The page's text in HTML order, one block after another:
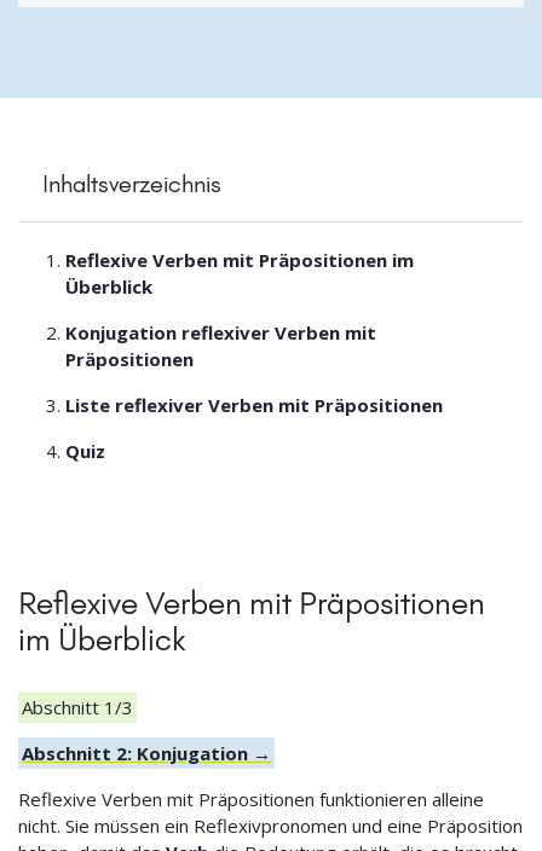
Inhaltsverzeichnis
Reflexive Verben mit Präpositionen im
Überblick
Konjugation reflexiver Verben mit
Präpositionen
Liste reflexiver Verben mit Präpositionen
Quiz
Reflexive Verben mit Präpositionen
im Überblick
Abschnitt 1/3
Abschnitt 2: Konjugation →
Reflexive Verben mit Präpositionen funktionieren alleine
nicht. Sie müssen ein Reflexivpronomen und eine Präposition